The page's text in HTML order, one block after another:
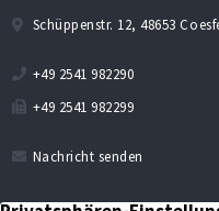
Schüppenstr. 12, 48653
+49 2541 982290
+49 2541 982299
Nachricht senden